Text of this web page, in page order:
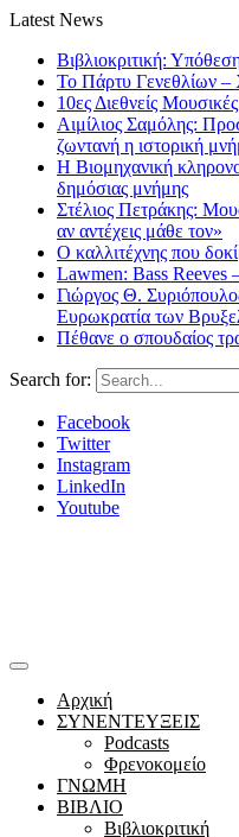
Latest News
Βιβλιοκριτική:
Το Πάρτυ Γενεθλίων –
10ες Διεθνείς
Αιμίλιος Σαμόλης:
ζωντανή η ιστορική
Η Βιομηχανική
δημόσιας μνήμης
Στέλιος Πετράκης:
αν αντέχεις μάθε τον»
Ο καλλιτέχνης που
Lawmen: Bass Reeves
Γιώργος Θ.
Ευρωκρατία των
Πέθανε ο σπουδαίος
Search for:
Facebook
Twitter
Instagram
LinkedIn
Youtube
Αρχική
ΣΥΝΕΝΤΕΥΞΕΙΣ
Podcasts
Φρενοκομείο
ΓΝΩΜΗ
ΒΙΒΛΙΟ
Βιβλιοκριτική